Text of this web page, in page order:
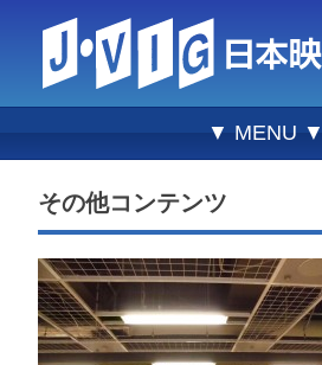
▼ MENU ▼
その他コンテンツ